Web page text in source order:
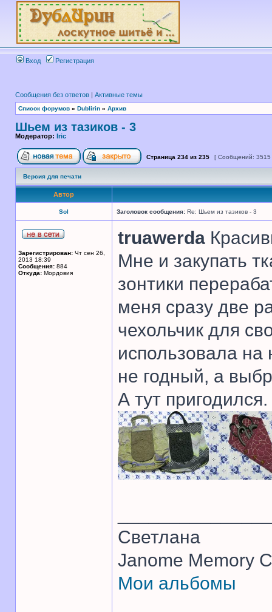
Вход Регистрация
Сообщения без ответов | Активные темы
Список форумов » Dublirin » Архив
Шьем из тазиков - 3
Модератор: Iric
Страница 234 из 235 [ Сообщений:
Версия для печати
Автор
Sol Заголовок сообщения: Re: Шьем из тазиков - 3
Зарегистрирован: Чт сен 26,
2013 18:39
Сообщения: 884
Откуда: Мордовия
truawerda
Мне и закупать
зонтики
меня сразу две
чехольчик для
использовала
не годный, а
А тут пригодился.
Светлана
Janome Memory
Мои альбомы